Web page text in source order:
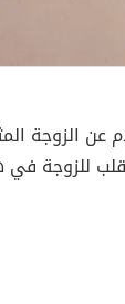
عن الزوجة
للزوجة في